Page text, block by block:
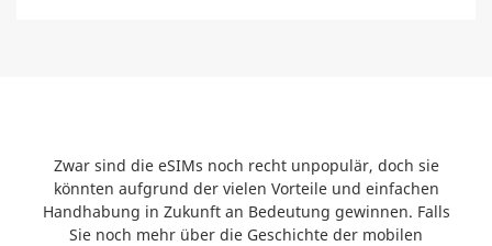
Zwar sind die eSIMs noch recht unpopulär, doch sie
könnten aufgrund der vielen Vorteile und einfachen
Handhabung in Zukunft an Bedeutung gewinnen. Falls
Sie noch mehr über die Geschichte der mobilen